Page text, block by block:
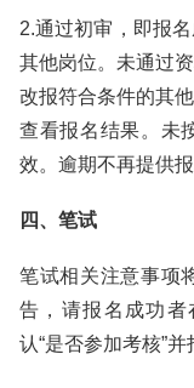
2.通过初审，即报
其他岗位。未通过
改报符合条件的其
查看报名结果。未
效。逾期不再提供报
四、笔试
笔试相关注意事项
告，请报名成功
认“是否参加考核”